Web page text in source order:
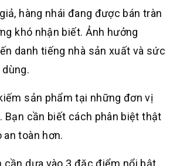
hàng nhái đang được bán tràn
khó nhận biết. Ảnh hưởng
danh tiếng nhà sản xuất và sức
sản phẩm tại những đơn vị
Bạn cần biết cách phân biệt thật
toàn hơn.
cần dựa vào 3 đặc điểm nổi bật